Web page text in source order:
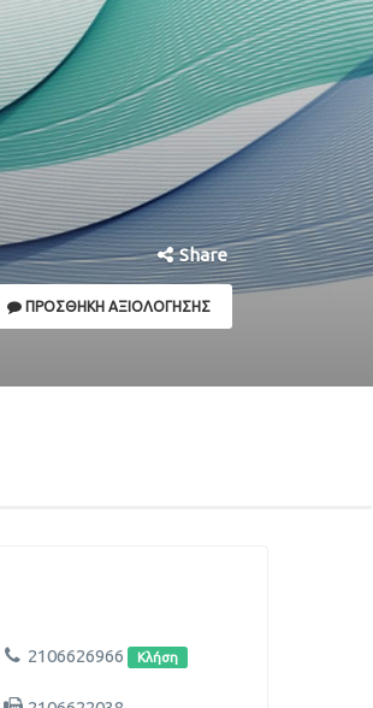
Share
ΠΡΟΣΘΉΚΗ ΑΞΙΟΛΌΓΗΣΗΣ
2106626966 Κλήση